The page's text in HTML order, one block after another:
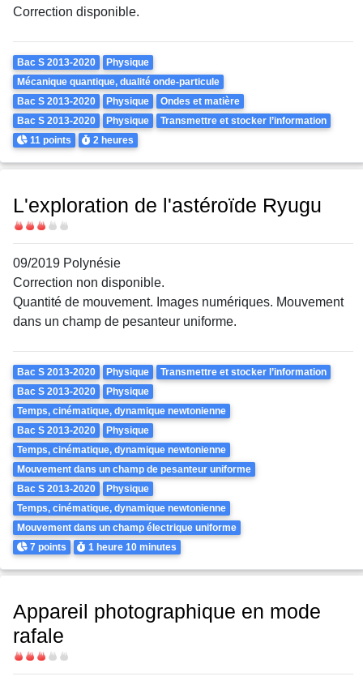
Correction disponible.
Theme
Bac S 2013-2020
Physique
Mécanique quantique, dualité onde-particule
Bac S 2013-2020
Physique
Ondes et matière
Bac S 2013-2020
Physique Transmettre et stocker l’information
Points
11 points Durée
2 heures
L'exploration de l'astéroïde Ryugu
Difficulté
09/2019 Polynésie
Correction non disponible.
Quantité de mouvement. Images numériques. Mouvement
dans un champ de pesanteur uniforme.
Theme
Bac S 2013-2020 Physique
Transmettre et stocker l’information
Bac S 2013-2020
Physique
Temps, cinématique, dynamique newtonienne
Bac S 2013-2020
Physique
Temps, cinématique, dynamique newtonienne
Mouvement dans un champ de pesanteur uniforme
Bac S 2013-2020
Physique
Temps, cinématique, dynamique newtonienne
Mouvement dans un champ électrique uniforme
Points
7 points Durée
1 heure10 minutes
Appareil photographique en mode
rafale
Difficulté